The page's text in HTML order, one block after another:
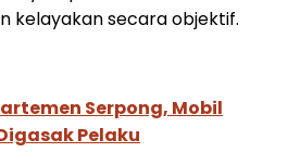
kelayakan secara objektif.
Serpong, Mobil
Pelaku